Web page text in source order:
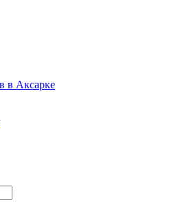
в Аксарке